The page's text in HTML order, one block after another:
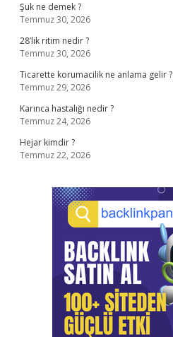
Şuk ne demek ?
Temmuz 30, 2026
28’lik ritim nedir ?
Temmuz 30, 2026
Ticarette korumacilik ne anlama gelir ?
Temmuz 29, 2026
Karınca hastalığı nedir ?
Temmuz 24, 2026
Hejar kimdir ?
Temmuz 22, 2026